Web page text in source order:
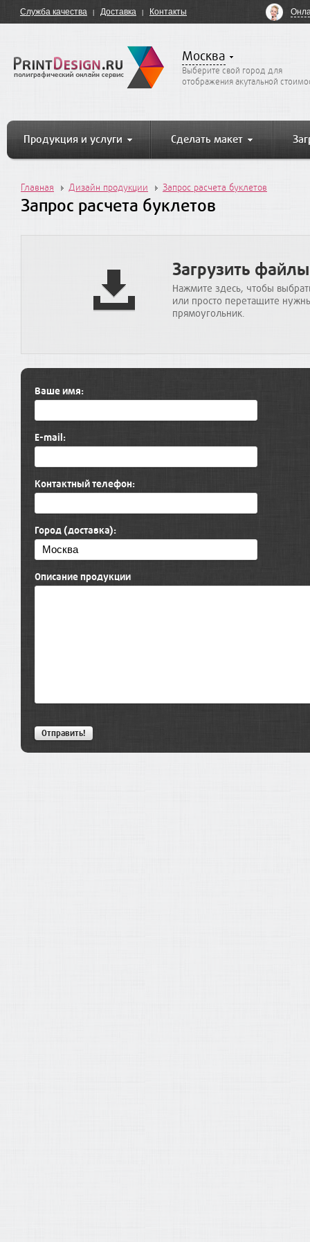
Служба качества Доставка Контакты
Москва
Выберите свой город для
отображения акутальной
Продукция и услуги Сделать макет
Главная Дизайн продукции Запрос расчета буклетов
Запрос расчета буклетов
Загрузить файлы
Нажмите здесь, чтобы
или просто перетащите
прямоугольник.
Ваше имя:
E-mail:
Контактный телефон:
Город (доставка):
Описание продукции